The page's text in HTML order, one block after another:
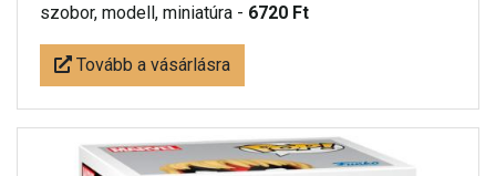
szobor, modell, miniatúra - 6720 Ft
Tovább a vásárlásra